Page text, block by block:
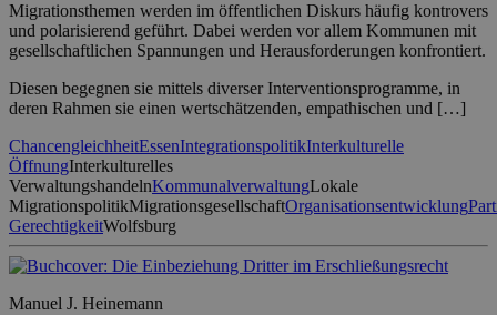
Migrationsthemen werden im öffentlichen Diskurs häufig kontrovers
und polarisierend geführt. Dabei werden vor allem Kommunen mit
gesellschaftlichen Spannungen und Herausforderungen konfrontiert.
Diesen begegnen sie mittels diverser Interventionsprogramme, in
deren Rahmen sie einen wertschätzenden, empathischen und […]
ChancengleichheitEssenIntegrationspolitikInterkulturelle
ÖffnungInterkulturelles
VerwaltungshandelnKommunalverwaltungLokale
MigrationspolitikMigrationsgesellschaftOrganisationsentwicklung
GerechtigkeitWolfsburg
Manuel J. Heinemann